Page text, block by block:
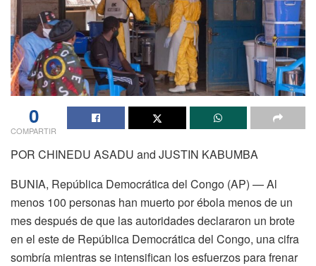
0
COMPARTIR
POR CHINEDU ASADU and JUSTIN KABUMBA
BUNIA, República Democrática del Congo (AP) — Al
menos 100 personas han muerto por ébola menos de un
mes después de que las autoridades declararon un brote
en el este de República Democrática del Congo, una cifra
sombría mientras se intensifican los esfuerzos para frenar